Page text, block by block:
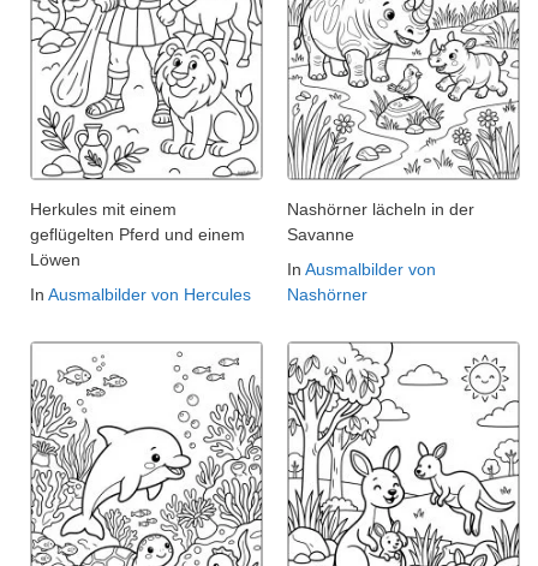
Herkules mit einem
geflügelten Pferd und einem
Löwen
In Ausmalbilder von Hercules
Nashörner lächeln in der
Savanne
In Ausmalbilder von
Nashörner